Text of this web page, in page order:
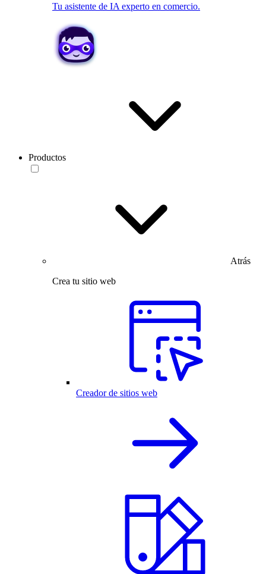
Tu asistente de IA experto en comercio.
Productos
Atrás
Crea tu sitio web
Creador de sitios web